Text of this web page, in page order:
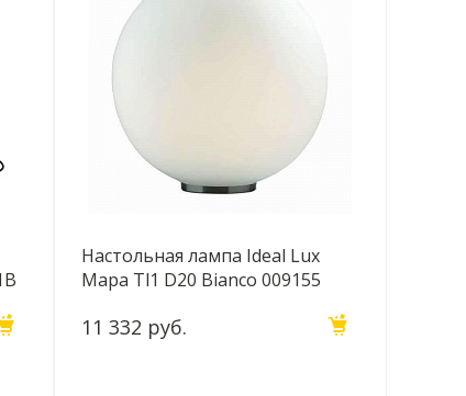
Настольная лампа Ideal Lux
Mapa Tl1 D20 Bianco 009155
11 332 руб.